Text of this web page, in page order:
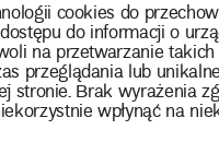
cookies do
do informacji o
na przetwarzanie
przeglądania lub unikalne
stronie. Brak wyrażenia
wpłynąć na
youtube
tiktok